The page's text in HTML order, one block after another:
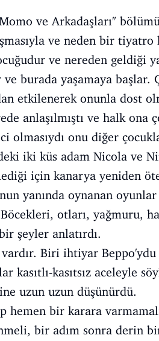
ve Arkadaşları"
ve neden bir tiyatro
ve nereden geldiği
burada yaşamaya başlar.
etkilenerek onunla dost
anlaşılmıştı ve halk
onu diğer
iki küs adam Nicola ve
için kanarya yeniden
yanında oynanan
otları, yağmuru,
şeyler anlatırdı.
Biri ihtiyar Beppo'ydu
kasıtlı-kasıtsız aceleyle
uzun uzun düşünürdü.
hemen bir karara
bir adım sonra derin